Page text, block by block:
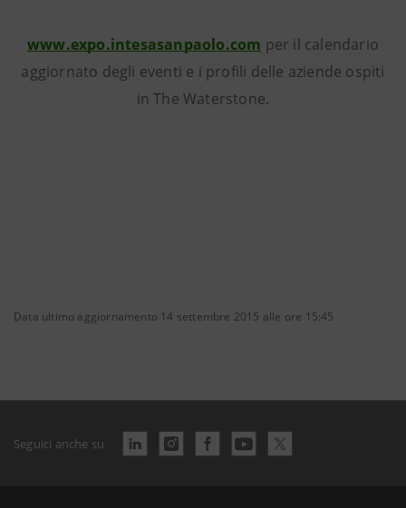
www.expo.intesasanpaolo.com per il calendario
aggiornato degli eventi e i profili delle aziende ospiti
in The Waterstone.
Data ultimo aggiornamento 14 settembre 2015 alle ore 15:45
Seguici anche su